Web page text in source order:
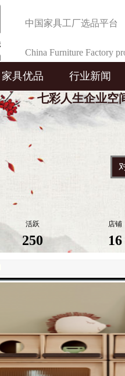
中国家具工厂选品平台
China Furniture Factory
Selection Platform
家具优品 行业新闻
七彩人生企业空
活跃
250
店铺
16